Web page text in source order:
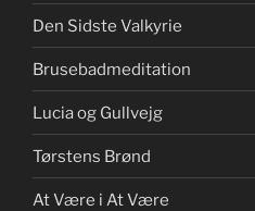
Den Sidste Valkyrie
Brusebadmeditation
Lucia og Gullvejg
Tørstens Brønd
At Være i At Være